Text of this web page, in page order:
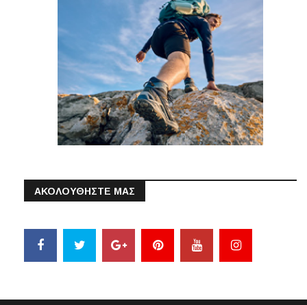
ΑΚΟΛΟΥΘΗΣΤΕ ΜΑΣ